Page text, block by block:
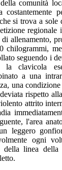
della comunità
costantemente
si trova a sole
regionale
allenamento,
chilogrammi,
seguendo i
la clavicola
a una
una condizione
rispetto
attrito
l'area
leggero
ogni
della linea